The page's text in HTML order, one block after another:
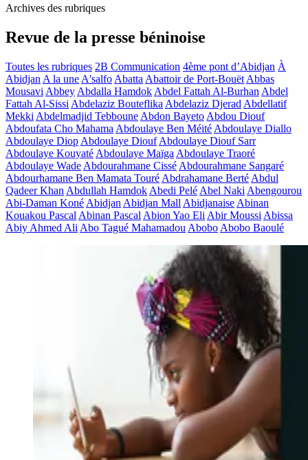
Archives des rubriques
Revue de la presse béninoise
Toutes les rubriques 2B Communication 4ème pont d’Abidjan À
Abidjan A la une A'salfo Abatta Abattoir de Port-Bouët Abbas
Mousavi Abbey Abdalla Hamdok Abdel Fattah Al-Burhan Abdel
Fattah Al-Sissi Abdelaziz Bouteflika Abdelaziz Djerad Abdellatif
Mekki Abdelmadjid Tebboune Abdon Bayeto Abdou Diouf
Abdoufata Cho Mahama Abdoulaye Ben Méité Abdoulaye Diallo
Abdoulaye Diop Abdoulaye Diouf Abdoulaye Diouf Sarr
Abdoulaye Kouyaté Abdoulaye Maïga Abdoulaye Traoré
Abdoulaye Wade Abdourahmane Cissé Abdourahmane Sangaré
Abdourhamane Ben Mamata Touré Abdrahamane Berté Abdul
Qadeer Khan Abdullah Hamdok Abedi Pelé Abel Naki Abengourou
Abi-Daman Koné Abidjan Abidjan Mall Abidjanaise Abinan
Kouakou Pascal Abinan Pascal Abion Yao Eli Abir Moussi Abissa
Abiy Ahmed Ali Abo Tagué Mahamadou Abobo Abobo Baoulé